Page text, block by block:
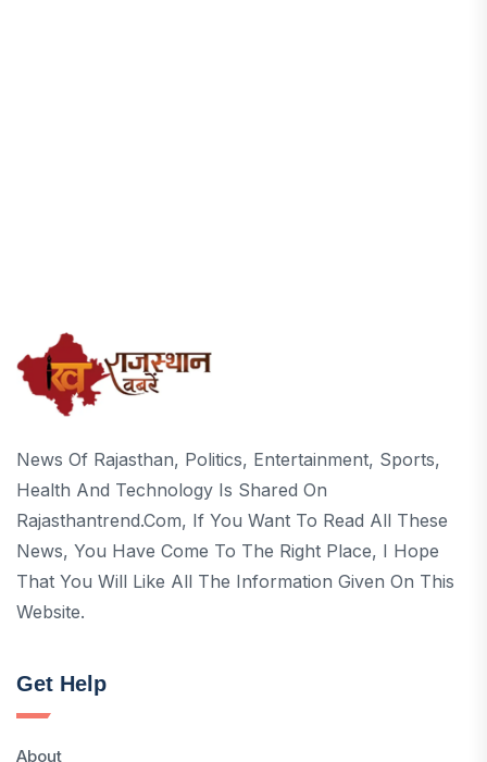
News Of Rajasthan, Politics, Entertainment, Sports,
Health And Technology Is Shared On
Rajasthantrend.com, If You Want To Read All These
News, You Have Come To The Right Place, I Hope
That You Will Like All The Information Given On This
Website.
Get Help
About